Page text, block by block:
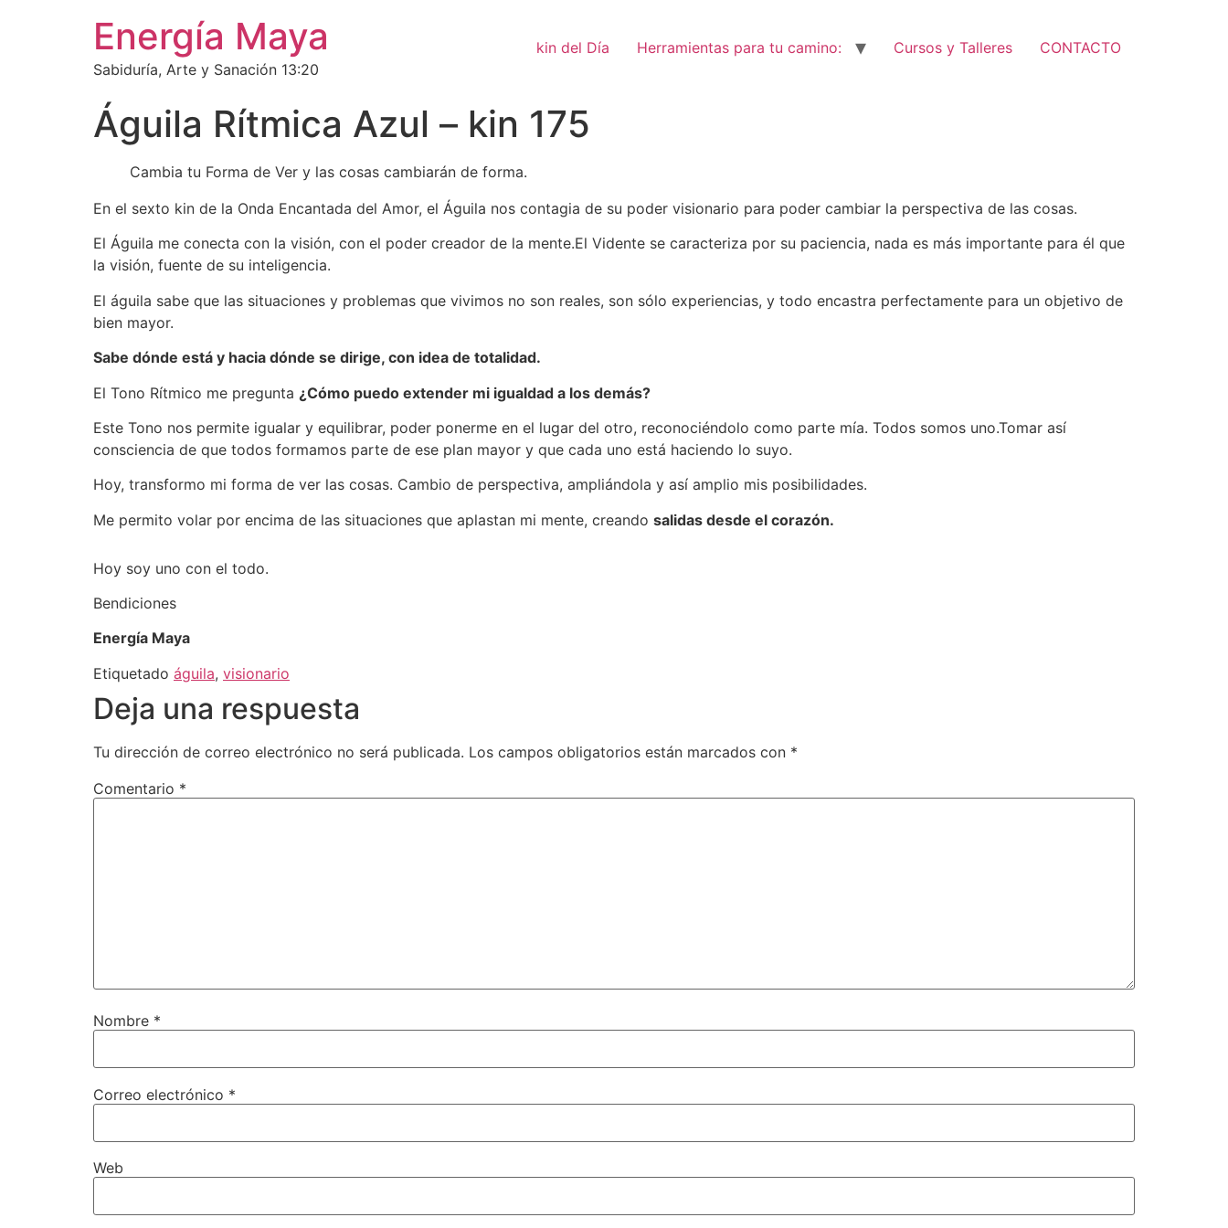
Energía Maya
Sabiduría, Arte y Sanación 13:20
kin del Día Herramientas para tu camino: Cursos y Talleres CONTACTO
Águila Rítmica Azul – kin 175
Cambia tu Forma de Ver y las cosas cambiarán de forma.
En el sexto kin de la Onda Encantada del Amor, el Águila nos contagia de su poder visionario para poder cambiar la perspectiva de las cosas.
El Águila me conecta con la visión, con el poder creador de la mente.El Vidente se caracteriza por su paciencia, nada es más importante para él que
la visión, fuente de su inteligencia.
El águila sabe que las situaciones y problemas que vivimos no son reales, son sólo experiencias, y todo encastra perfectamente para un objetivo de
bien mayor.
Sabe dónde está y hacia dónde se dirige, con idea de totalidad.
El Tono Rítmico me pregunta ¿Cómo puedo extender mi igualdad a los demás?
Este Tono nos permite igualar y equilibrar, poder ponerme en el lugar del otro, reconociéndolo como parte mía. Todos somos uno.Tomar así
consciencia de que todos formamos parte de ese plan mayor y que cada uno está haciendo lo suyo.
Hoy, transformo mi forma de ver las cosas. Cambio de perspectiva, ampliándola y así amplio mis posibilidades.
Me permito volar por encima de las situaciones que aplastan mi mente, creando salidas desde el corazón.
Hoy soy uno con el todo.
Bendiciones
Energía Maya
Etiquetado águila, visionario
Deja una respuesta
Tu dirección de correo electrónico no será publicada. Los campos obligatorios están marcados con *
Comentario *
Nombre *
Correo electrónico *
Web